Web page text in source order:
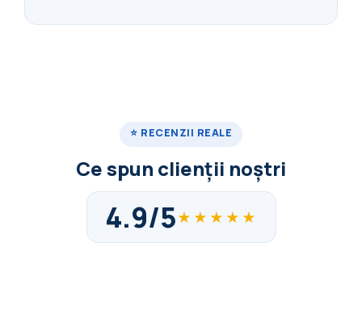
⭐ RECENZII REALE
Ce spun clienții noștri
4.9/5★★★★★